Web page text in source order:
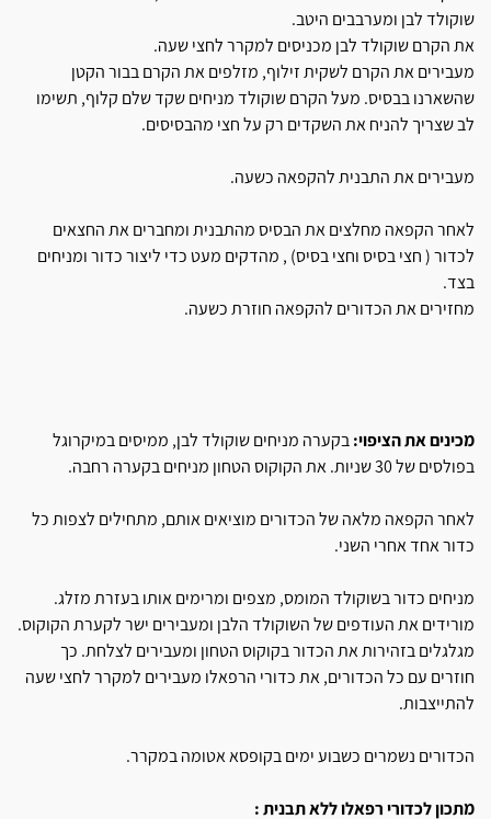
שוקולד לבן ומערבבים היטב.
את הקרם שוקולד לבן מכניסים למקרר לחצי שעה.
מעבירים את הקרם לשקית זילוף, מזלפים את הקרם בבור הקטן
שהשארנו בבסיס. מעל הקרם שוקולד מניחים שקד שלם קלוף, תשימו
לב שצריך להניח את השקדים רק על חצי מהבסיסים.
מעבירים את התבנית להקפאה כשעה.
לאחר הקפאה מחלצים את הבסיס מהתבנית ומחברים את החצאים
לכדור ( חצי בסיס וחצי בסיס) , מהדקים מעט כדי ליצור כדור ומניחים
בצד.
מחזירים את הכדורים להקפאה חוזרת כשעה.
מכינים את הציפוי: בקערה מניחים שוקולד לבן, ממיסים במיקרוגל
בפולסים של 30 שניות. את הקוקוס הטחון מניחים בקערה רחבה.
לאחר הקפאה מלאה של הכדורים מוציאים אותם, מתחילים לצפות כל
כדור אחד אחרי השני.
מניחים כדור בשוקולד המומס, מצפים ומרימים אותו בעזרת מזלג.
מורידים את העודפים של השוקולד הלבן ומעבירים ישר לקערת הקוקוס.
מגלגלים בזהירות את הכדור בקוקוס הטחון ומעבירים לצלחת. כך
חוזרים עם כל הכדורים, את כדורי הרפאלו מעבירים למקרר לחצי שעה
להתייצבות.
הכדורים נשמרים כשבוע ימים בקופסא אטומה במקרר.
מתכון לכדורי רפאלו ללא תבנית :